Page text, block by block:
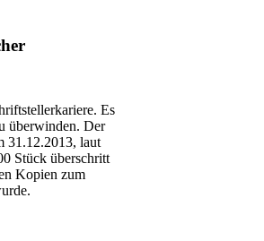
Es
überwinden. Der
31.12.2013, laut
Stück überschritt
Kopien zum